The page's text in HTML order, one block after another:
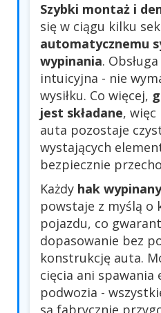
Szybki montaż i
się w ciągu kilku
automatycznemu
wypinania.
intuicyjna - nie
wysiłku. Co więcej,
jest składane, więc
auta pozostaje
wystających
bezpiecznie
Każdy hak
powstaje z myślą o
pojazdu, co
dopasowanie bez
konstrukcję auta.
cięcia ani spawania
podwozia -